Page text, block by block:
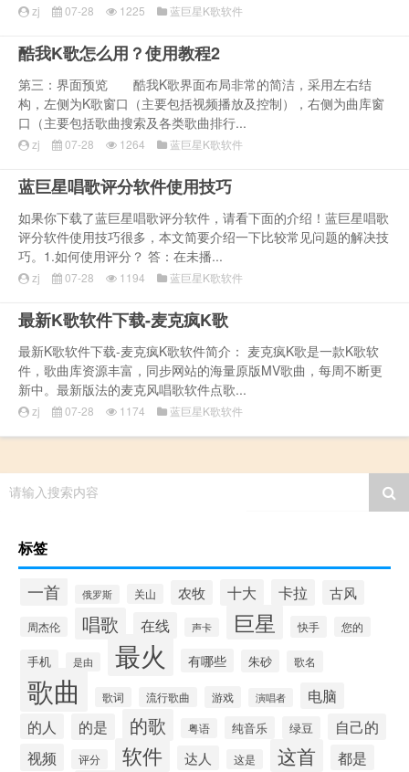
zj 07-28 1225 蓝巨星K歌软件
酷我K歌怎么用？使用教程2
第三：界面预览 酷我K歌界面布局非常的简洁，采用左右结
构，左侧为K歌窗口（主要包括视频播放及控制），右侧为曲库窗
口（主要包括歌曲搜索及各类歌曲排行...
zj 07-28 1264 蓝巨星K歌软件
蓝巨星唱歌评分软件使用技巧
如果你下载了蓝巨星唱歌评分软件，请看下面的介绍！蓝巨星唱歌
评分软件使用技巧很多，本文简要介绍一下比较常见问题的解决技
巧。1.如何使用评分？ 答：在未播...
zj 07-28 1194 蓝巨星K歌软件
最新K歌软件下载-麦克疯K歌
最新K歌软件下载-麦克疯K歌软件简介： 麦克疯K歌是一款K歌软
件，歌曲库资源丰富，同步网站的海量原版MV歌曲，每周不断更
新中。最新版法的麦克风唱歌软件点歌...
zj 07-28 1174 蓝巨星K歌软件
请输入搜索内容
标签
一首 俄罗斯 关山 农牧 十大 卡拉 古风
周杰伦 唱歌 在线 声卡 巨星 快手 您的
手机 是由 最火 有哪些 朱砂 歌名
歌曲 歌词 流行歌曲 游戏 演唱者 电脑
的人 的是 的歌 粤语 纯音乐 绿豆 自己的
视频 评分 软件 达人 这是 这首 都是